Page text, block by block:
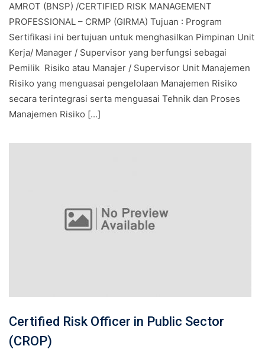
AMROT (BNSP) /CERTIFIED RISK MANAGEMENT
PROFESSIONAL – CRMP (GIRMA) Tujuan : Program
Sertifikasi ini bertujuan untuk menghasilkan Pimpinan Unit
Kerja/ Manager / Supervisor yang berfungsi sebagai
Pemilik Risiko atau Manajer / Supervisor Unit Manajemen
Risiko yang menguasai pengelolaan Manajemen Risiko
secara terintegrasi serta menguasai Tehnik dan Proses
Manajemen Risiko [...]
Certified Risk Officer in Public Sector
(CROP)